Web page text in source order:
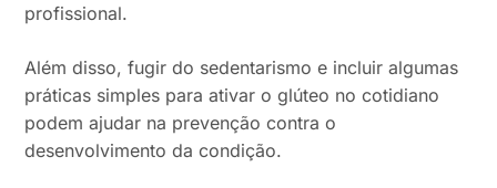
profissional.
Além disso, fugir do sedentarismo e incluir algumas
práticas simples para ativar o glúteo no cotidiano
podem ajudar na prevenção contra o
desenvolvimento da condição.